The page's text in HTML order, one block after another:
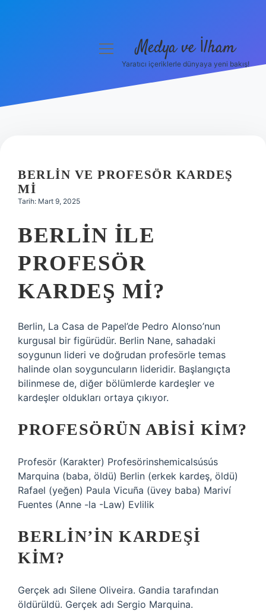
Hakkımızda
menüyüMedya ve İlham
Yaratıcı içeriklerle dünyaya yeni bakış!
BERLIN VE PROFESÖR KARDEŞ
MI
Tarih: Mart 9, 2025
BERLIN ILE
PROFESÖR
KARDEŞ MI?
Berlin, La Casa de Papel’de Pedro Alonso’nun
kurgusal bir figürüdür. Berlin Nane, sahadaki
soygunun lideri ve doğrudan profesörle temas
halinde olan soyguncuların lideridir. Başlangıçta
bilinmese de, diğer bölümlerde kardeşler ve
kardeşler oldukları ortaya çıkıyor.
PROFESÖRÜN ABISI KIM?
Profesör (Karakter) Profesörinshemicalsúsús
Marquina (baba, öldü) Berlin (erkek kardeş, öldü)
Rafael (yeğen) Paula Vicuña (üvey baba) Mariví
Fuentes (Anne -la -Law) Evlilik
BERLIN’IN KARDEŞI
KIM?
Gerçek adı Silene Oliveira. Gandia tarafından
öldürüldü. Gerçek adı Sergio Marquina.